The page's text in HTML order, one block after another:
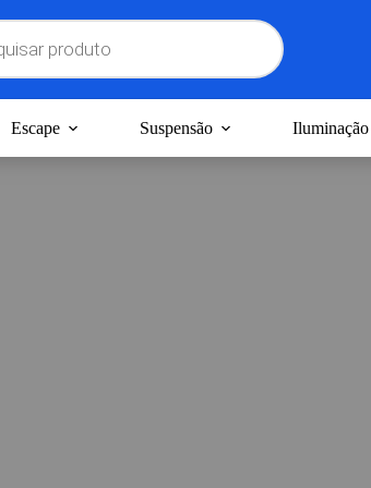
Escape Suspensão Iluminação